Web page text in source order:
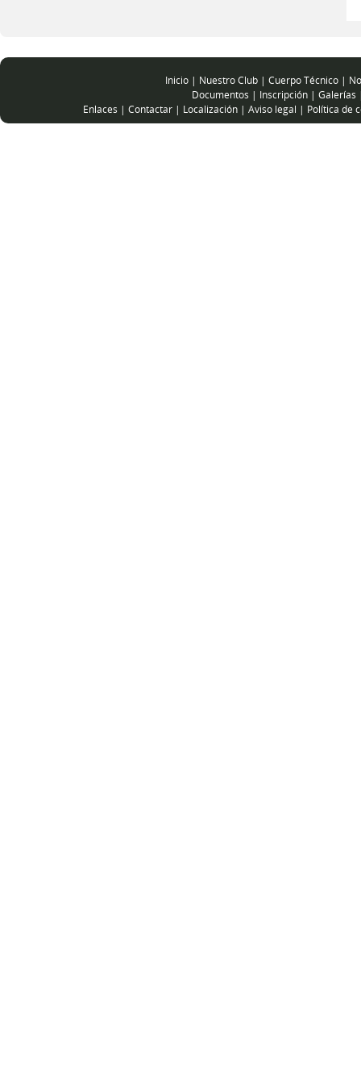
Inicio | Nuestro Club | Cuerpo Técnico |
Documentos | Inscripción | Galerías
Enlaces | Contactar | Localización | Aviso legal | Política de